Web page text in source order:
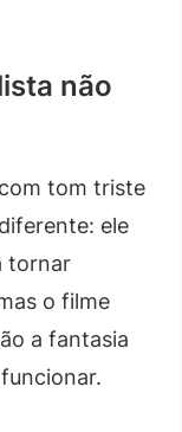
não
tom triste
ele
tornar
o filme
a fantasia